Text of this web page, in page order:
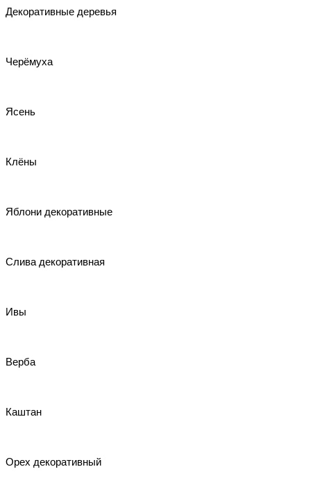
Декоративные деревья
Черёмуха
Ясень
Клёны
Яблони декоративные
Слива декоративная
Ивы
Верба
Каштан
Орех декоративный